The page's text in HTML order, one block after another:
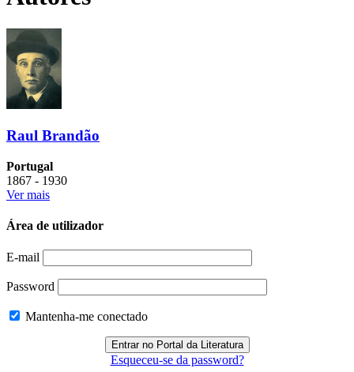
Raul Brandão
Portugal
1867 - 1930
Ver mais
Área de utilizador
E-mail
Password
Mantenha-me conectado
Esqueceu-se da password?